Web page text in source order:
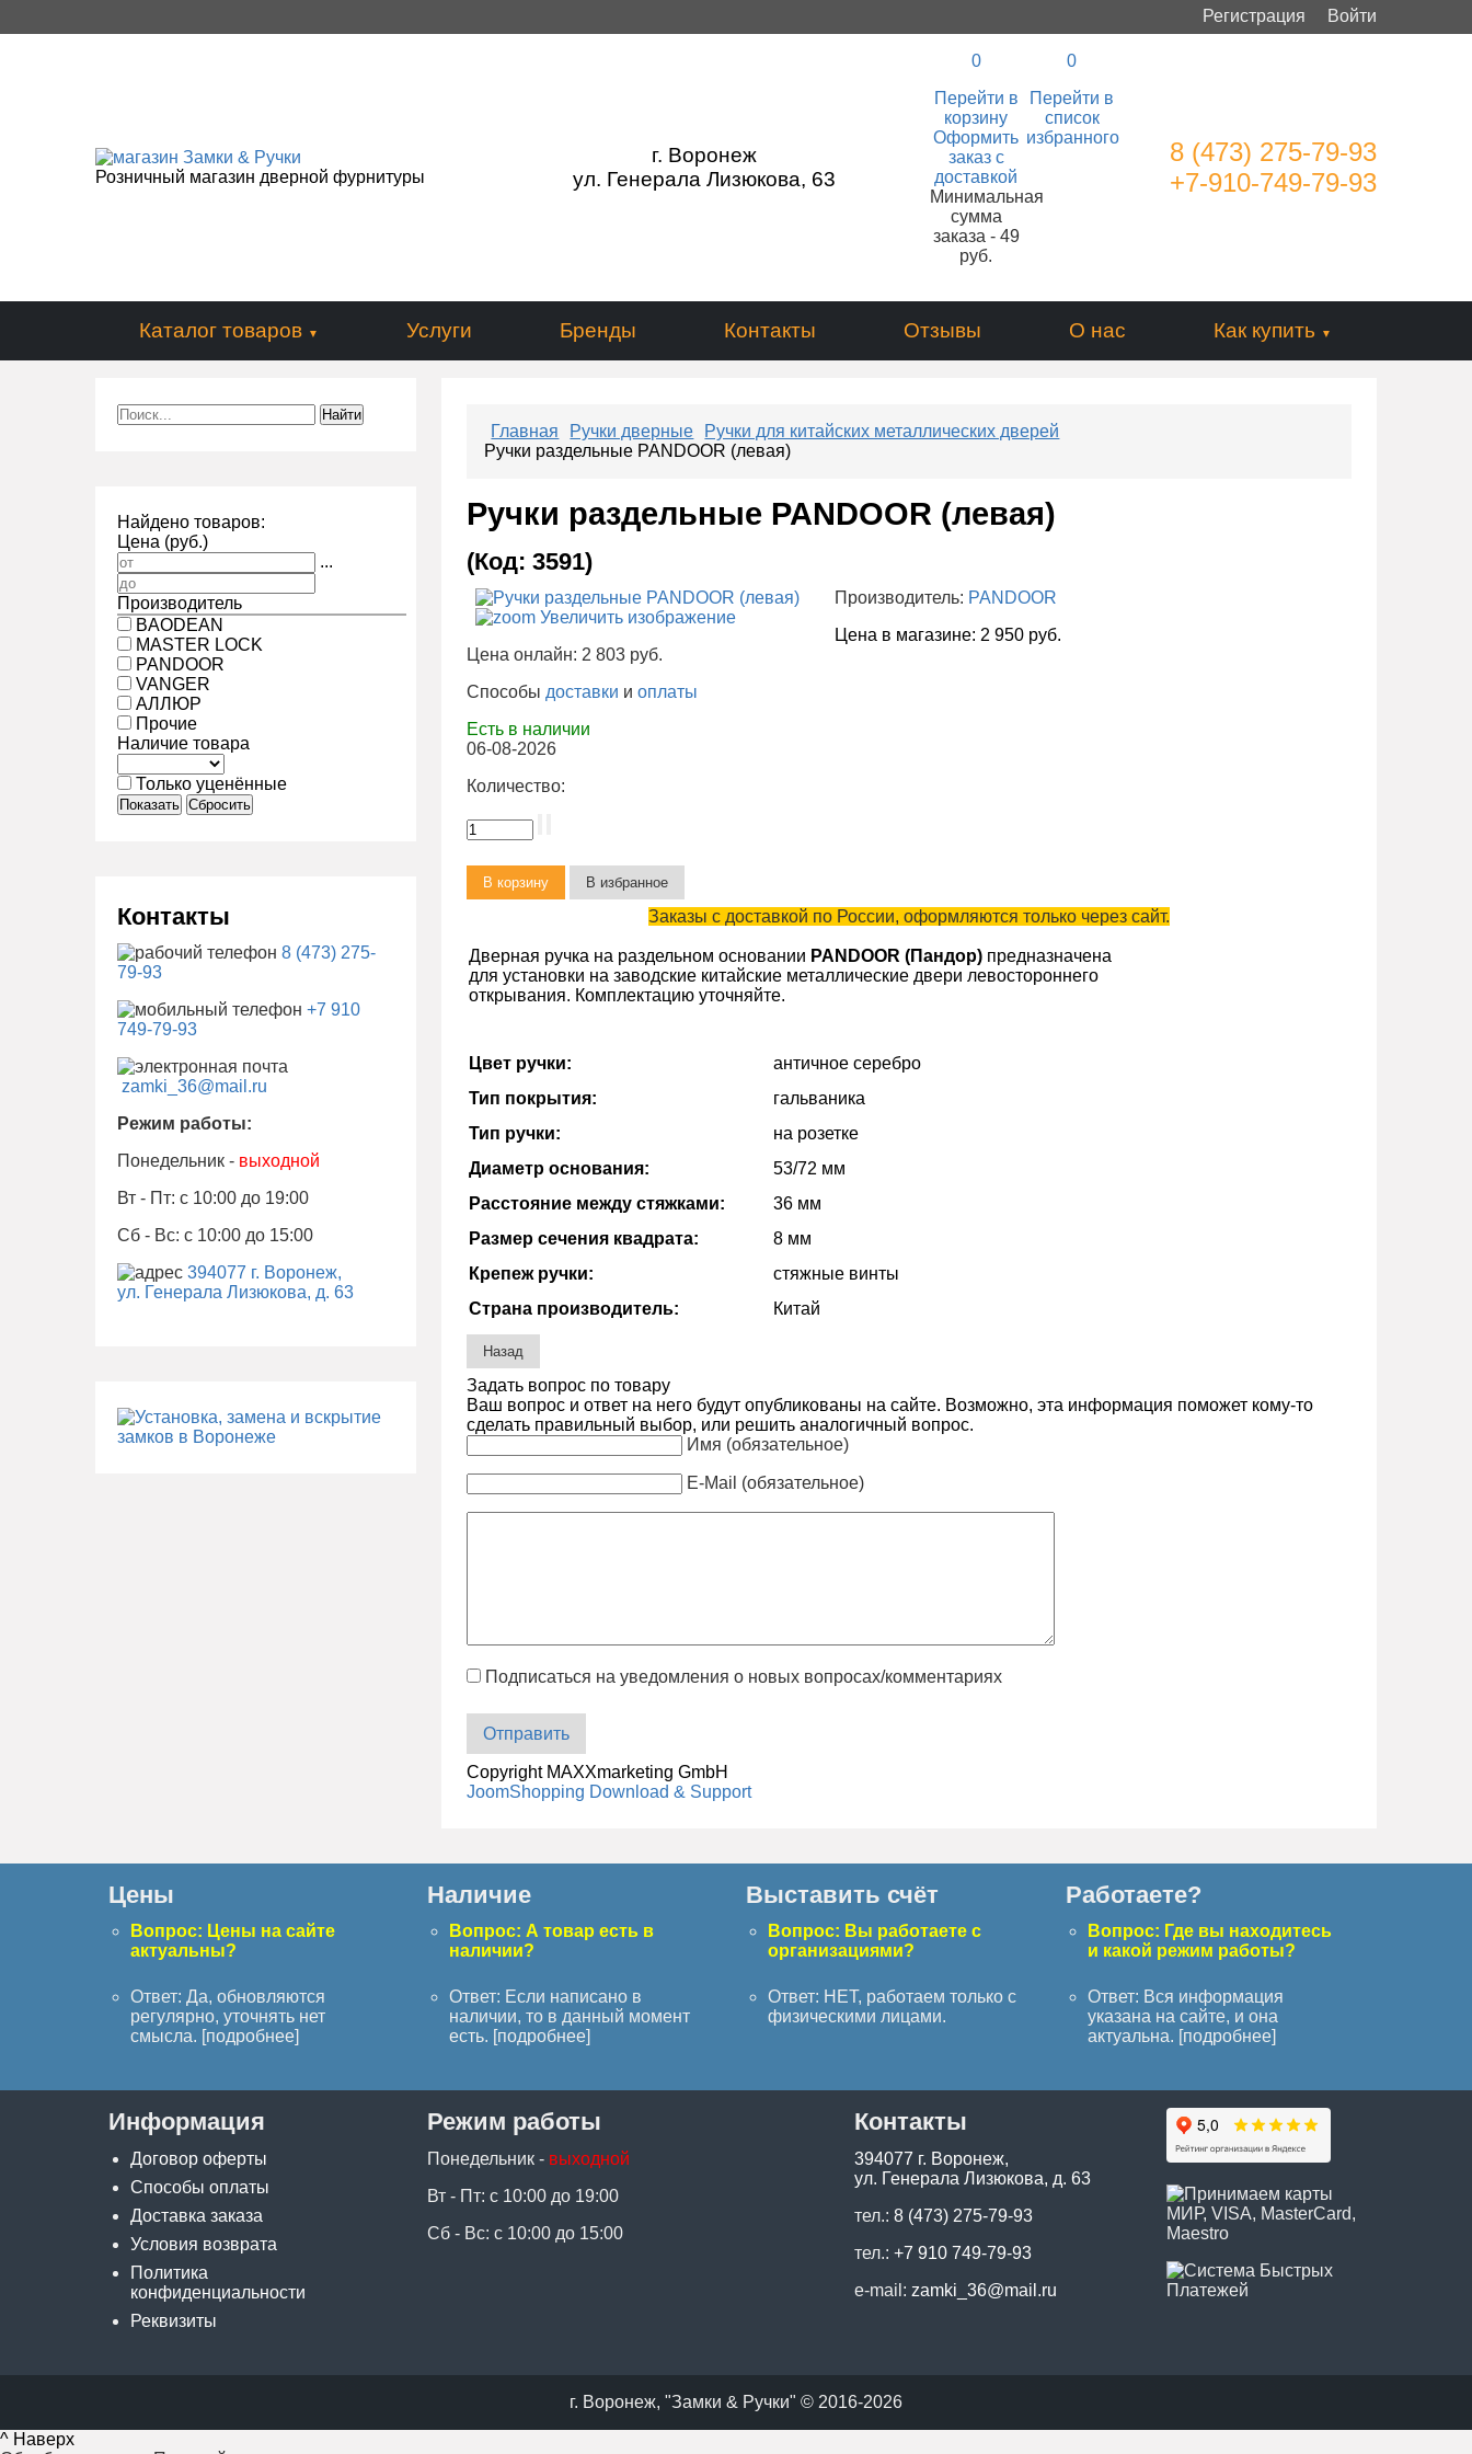
Войти
Регистрация
Розничный магазин дверной фурнитуры
г. Воронеж
ул. Генерала Лизюкова, 63
0
Перейти в
корзину
Оформить
заказ с
доставкой
Минимальная
сумма
заказа - 49
руб.
0
Перейти в
список
избранного
8 (473) 275-79-93
+7-910-749-79-93
Каталог товаров Услуги Бренды Контакты Отзывы О нас Как купить
Найдено товаров:
Цена (руб.)
...
Производитель
BAODEAN
MASTER LOCK
PANDOOR
VANGER
АЛЛЮР
Прочие
Наличие товара
Только уценённые
Показать Сбросить
Контакты
8 (473) 275-
79-93
+7 910
749-79-93
zamki_36@mail.ru
Режим работы:
Понедельник - выходной
Вт - Пт: с 10:00 до 19:00
Сб - Вс: с 10:00 до 15:00
394077 г. Воронеж,
ул. Генерала Лизюкова, д. 63
Главная Ручки дверные
Ручки для китайских металлических дверей
Ручки раздельные PANDOOR (левая)
Ручки раздельные PANDOOR (левая)
(Код:3591)
Увеличить изображение
Производитель: PANDOOR
Цена в магазине: 2 950 руб.
Цена онлайн: 2 803 руб.
Способы доставки иоплаты
Есть в наличии
06-08-2026
Количество:
Заказы с доставкой по России, оформляются только через сайт.
Дверная ручка на раздельном основании PANDOOR (Пандор) предназначена
для установки на заводские китайские металлические двери левостороннего
открывания. Комплектацию уточняйте.
Цвет ручки:
античное серебро
Тип покрытия:
гальваника
Тип ручки:
на розетке
Диаметр основания:
53/72 мм
Расстояние между стяжками:
36 мм
Размер сечения квадрата:
8 мм
Крепеж ручки:
стяжные винты
Страна производитель:
Китай
Задать вопрос по товару
Ваш вопрос и ответ на него будут опубликованы на сайте. Возможно, эта информация поможет кому-то
сделать правильный выбор, или решить аналогичный вопрос.
Имя (обязательное)
E-Mail (обязательное)
Подписаться на уведомления о новых вопросах/комментариях
Отправить
Copyright MAXXmarketing GmbH
JoomShopping Download & Support
Цены
Вопрос: Цены на сайте
актуальны?
Ответ: Да, обновляются
регулярно, уточнять нет
смысла. [подробнее]
Наличие
Вопрос: А товар есть в
наличии?
Ответ: Если написано в
наличии, то в данный момент
есть. [подробнее]
Выставить счёт
Вопрос: Вы работаете с
организациями?
Ответ: НЕТ, работаем только с
физическими лицами.
Работаете?
Вопрос: Где вы находитесь
и какой режим работы?
Ответ: Вся информация
указана на сайте, и она
актуальна. [подробнее]
Информация
Договор оферты
Способы оплаты
Доставка заказа
Условия возврата
Политика
конфиденциальности
Реквизиты
Режим работы
Понедельник - выходной
Вт - Пт: с 10:00 до 19:00
Сб - Вс: с 10:00 до 15:00
Контакты
394077 г. Воронеж,
ул. Генерала Лизюкова, д. 63
тел.: 8 (473) 275-79-93
тел.: +7 910 749-79-93
e-mail: zamki_36@mail.ru
г. Воронеж, "Замки & Ручки" © 2016-2026
^ Наверх